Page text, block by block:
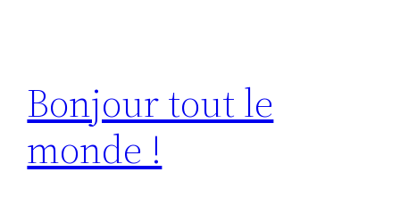
Bonjour tout le
monde !